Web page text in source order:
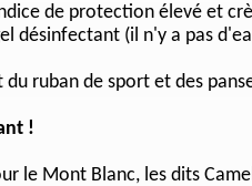
de protection élevé et
désinfectant (il n'y a pas
du ruban de sport et des
!
le Mont Blanc, les dits